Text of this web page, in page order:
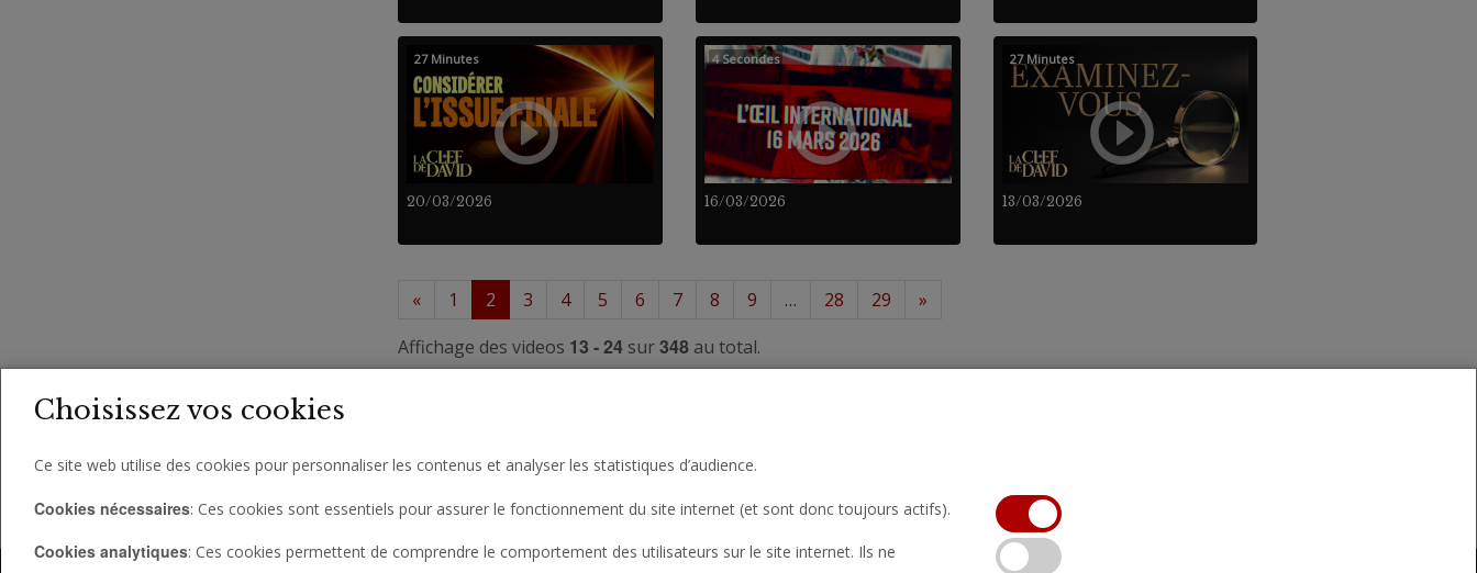
20/03/2026
27 Minutes
16/03/2026
4 Secondes
13/03/2026
27 Minutes
« 1 2 3 4 5 6 7 8 9 … 28 29
»
Affichage des videos 13 - 24sur348au total.
Choisissez vos cookies
Ce site web utilise des cookies pour personnaliser les contenus et analyser les statistiques d’audience.
Cookies nécessaires: Ces cookies sont essentiels pour assurer le fonctionnement du site internet (et sont donc toujours actifs).
Cookies analytiques: Ces cookies permettent de comprendre le comportement des utilisateurs sur le site internet. Ils ne